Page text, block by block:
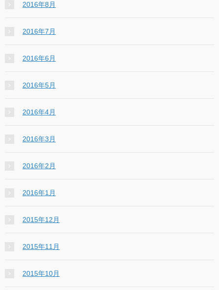
2016年8月
2016年7月
2016年6月
2016年5月
2016年4月
2016年3月
2016年2月
2016年1月
2015年12月
2015年11月
2015年10月